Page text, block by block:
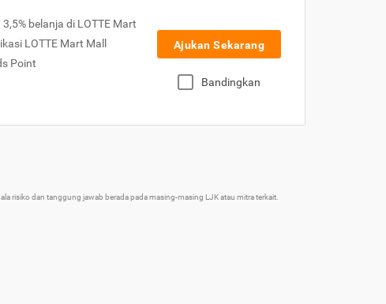
belanja di LOTTE Mart
LOTTE Mart Mall
Point
Ajukan Sekarang
Bandingkan
risiko dan tanggung jawab berada pada masing-masing LJK atau mitra terkait.